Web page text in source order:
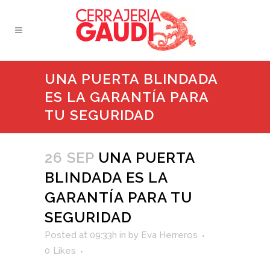
UNA PUERTA BLINDADA
ES LA GARANTÍA PARA
TU SEGURIDAD
26 SEP UNA PUERTA
BLINDADA ES LA
GARANTÍA PARA TU
SEGURIDAD
Posted at 09:33h in by Eva Herreros
0 Likes